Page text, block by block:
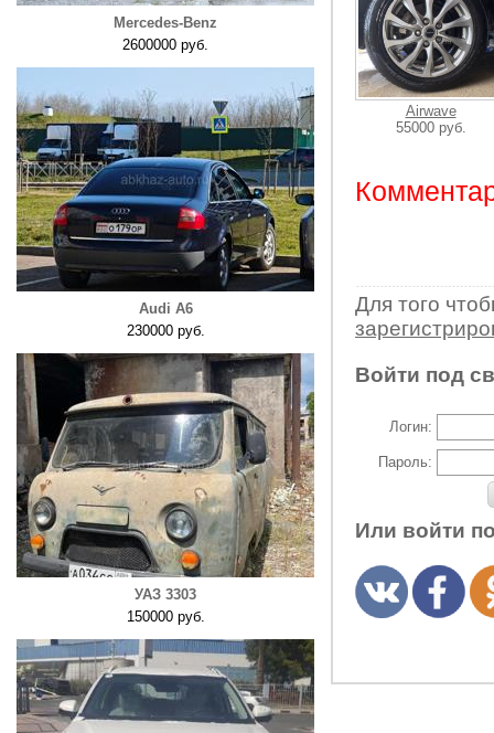
Mercedes-Benz
2600000 руб.
Audi A6
230000 руб.
УАЗ 3303
150000 руб.
Airwave
55000 руб.
Для того
Войти под
Логин:
Пароль:
Или войти